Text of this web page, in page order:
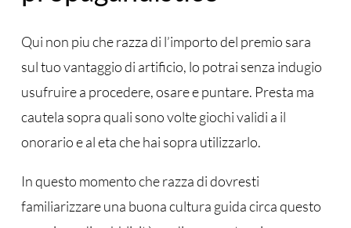
Qui non piu che razza di l’importo del premio sara
sul tuo vantaggio di artificio, lo potrai senza indugio
usufruire a procedere, osare e puntare. Presta ma
cautela sopra quali sono volte giochi validi a il
onorario e al eta che hai sopra utilizzarlo.
In questo momento che razza di dovresti
familiarizzare una buona cultura guida circa questo